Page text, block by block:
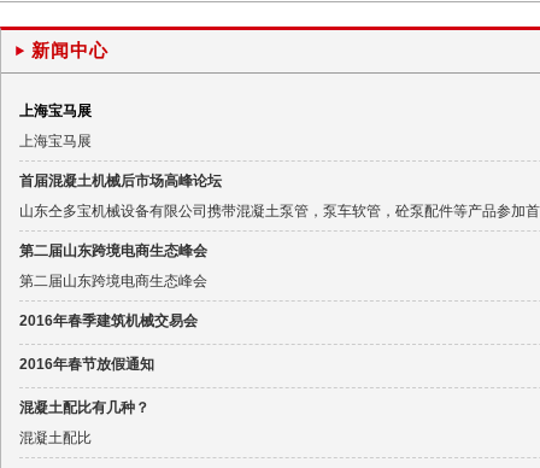
新闻中心
上海宝马展
上海宝马展
首届混凝土机械后市场高峰论坛
山东仝多宝机械设备有限公司携带混凝土泵管，泵车软管，砼泵配件等产品参加
第二届山东跨境电商生态峰会
第二届山东跨境电商生态峰会
2016年春季建筑机械交易会
2016年春节放假通知
混凝土配比有几种？
混凝土配比